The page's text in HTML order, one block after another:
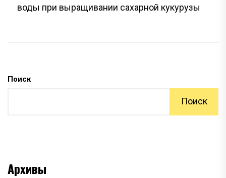
воды при выращивании сахарной кукурузы
Поиск
Поиск
Архивы